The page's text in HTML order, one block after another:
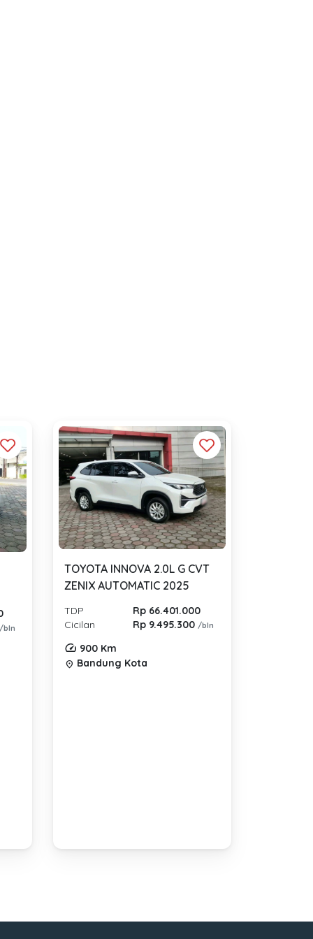
/bln
TOYOTA INNOVA 2.0L G CVT
ZENIX AUTOMATIC 2025
TDP
Rp 66.401.000
Cicilan
Rp 9.495.300/bln
900 Km
location_on Bandung Kota